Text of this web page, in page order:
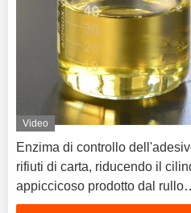
Video
Enzima di controllo
rifiuti di carta, riducendo il
appiccicoso prodotto dal rullo
appiccicoso